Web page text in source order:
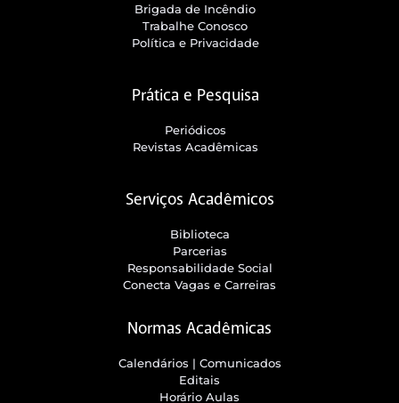
Brigada de Incêndio
Trabalhe Conosco
Política e Privacidade
Prática e Pesquisa
Periódicos
Revistas Acadêmicas
Serviços Acadêmicos
Biblioteca
Parcerias
Responsabilidade Social
Conecta Vagas e Carreiras
Normas Acadêmicas
Calendários | Comunicados
Editais
Horário Aulas